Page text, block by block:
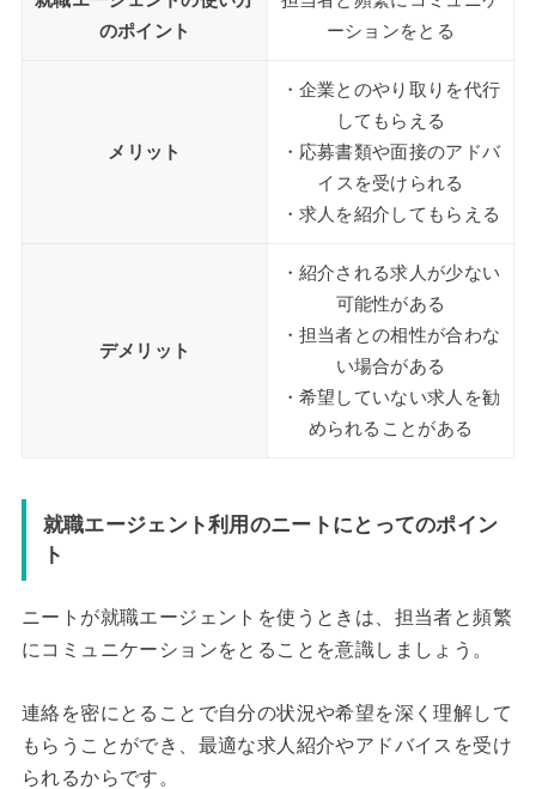
のポイント
ーションをとる
メリット
・企業とのやり取りを代行
してもらえる
・応募書類や面接のアドバ
イスを受けられる
・求人を紹介してもらえる
デメリット
・紹介される求人が少ない
可能性がある
・担当者との相性が合わな
い場合がある
・希望していない求人を勧
められることがある
就職エージェント利用のニートにとってのポイン
ト
ニートが就職エージェントを使うときは、担当者と頻繁
にコミュニケーションをとることを意識しましょう。
連絡を密にとることで自分の状況や希望を深く理解して
もらうことができ、最適な求人紹介やアドバイスを受け
られるからです。